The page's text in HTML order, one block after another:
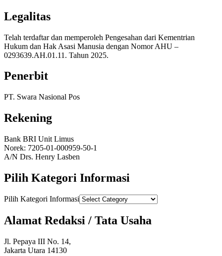
Legalitas
Telah terdaftar dan memperoleh Pengesahan dari Kementrian
Hukum dan Hak Asasi Manusia dengan Nomor AHU –
0293639.AH.01.11. Tahun 2025.
Penerbit
PT. Swara Nasional Pos
Rekening
Bank BRI Unit Limus
Norek: 7205-01-000959-50-1
A/N Drs. Henry Lasben
Pilih Kategori Informasi
Pilih Kategori Informasi
Alamat Redaksi / Tata Usaha
Jl. Pepaya III No. 14,
Jakarta Utara 14130